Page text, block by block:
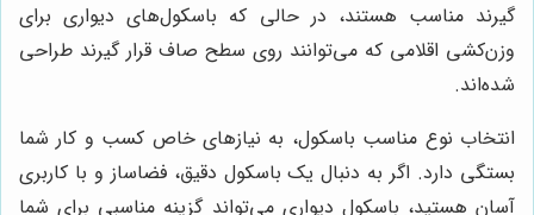
گیرند مناسب هستند، در حالی که باسکول‌های دیواری برای
وزن‌کشی اقلامی که می‌توانند روی سطح صاف قرار گیرند طراحی
شده‌اند.
انتخاب نوع مناسب باسکول، به نیازهای خاص کسب و کار شما
بستگی دارد. اگر به دنبال یک باسکول دقیق، فضاساز و با کاربری
آسان هستید، باسکول دیواری می‌تواند گزینه مناسبی برای شما